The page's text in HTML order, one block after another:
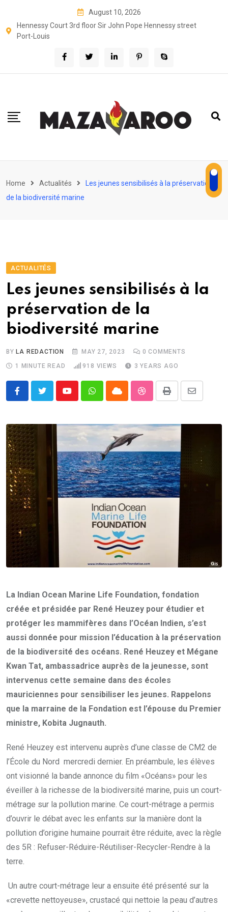
content
August 10, 2026
Hennessy Court 3rd floor Sir John Pope Hennessy street
Port-Louis
Home Actualités
Les jeunes sensibilisés à la préservation
de la biodiversité marine
ACTUALITÉS
Les jeunes sensibilisés à la
préservation de la
biodiversité marine
BYLA REDACTION MAY 27, 2023 0 COMMENTS
1 MINUTE READ
918 VIEWS 3 YEARS AGO
YoutubeWhatsappCloud StumbleUpon
Print
Share
Email
La Indian Ocean Marine Life Foundation, fondation
créée et présidée par René Heuzey pour étudier et
protéger les mammifères dans l’Océan Indien, s’est
aussi donnée pour mission l’éducation à la préservation
de la biodiversité des océans. René Heuzey et Mégane
Kwan Tat, ambassadrice auprès de la jeunesse, sont
intervenus cette semaine dans des écoles
mauriciennes pour sensibiliser les jeunes. Rappelons
que la marraine de la Fondation est l’épouse du Premier
ministre, Kobita Jugnauth.
René Heuzey est intervenu auprès d’une classe de CM2 de
l’École du Nord mercredi dernier. En préambule, les élèves
ont visionné la bande annonce du film «Océans» pour les
éveiller à la richesse de la biodiversité marine, puis un court-
métrage sur la pollution marine. Ce court-métrage a permis
d’ouvrir le débat avec les enfants sur la manière dont la
pollution d’origine humaine pourrait être réduite, avec la règle
des 5R : Refuser-Réduire-Réutiliser-Recycler-Rendre à la
terre.
Un autre court-métrage leur a ensuite été présenté sur la
«crevette nettoyeuse», crustacé qui nettoie la peau d’autres